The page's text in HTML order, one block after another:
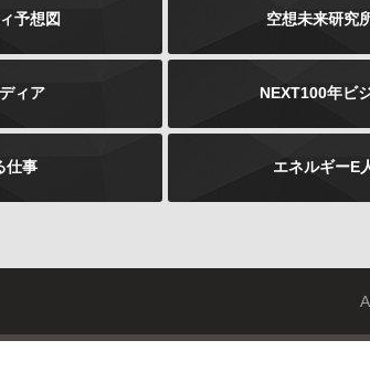
予想図 空想未来研究
ィア NEXT100年ビ
仕事 エネルギーE